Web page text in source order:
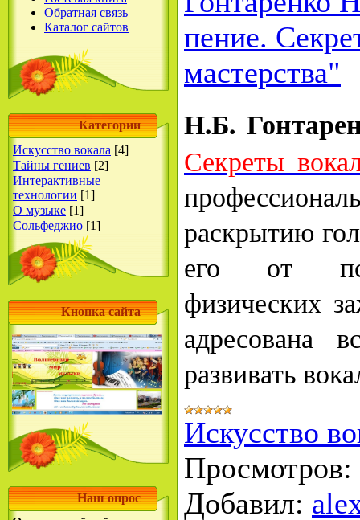
Обратная связь
Каталог сайтов
Категории
Искусство вокала [4]
Тайны гениев [2]
Интерактивные
технологии [1]
О музыке [1]
Сольфеджио [1]
Кнопка сайта
Наш опрос
пение.
мастерства"
Н.Б.
Секреты
раскрытию
его от
физических
адресована
развивать
Искусство
Просмотров:
Добавил: